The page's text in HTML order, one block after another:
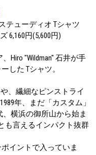
テューディオ Tシャツ
6,160円(5,600円)
Hiro "Wildman" 石井が手
した Tシャツ。
、繊細なピンストライ
年、まだ「カスタム」
横浜の御所山から始ま
とも言えるインパクト抜群
イントで入っていま